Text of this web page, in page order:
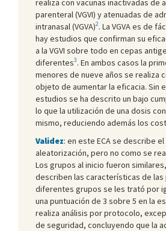
parenteral (VGVI) y atenuadas de
intranasal (VGVA)2. La VGVA es de
hay estudios que confirman su
a la VGVI sobre todo en cepas
diferentes3. En ambos casos la
menores de nueve años se realiza
objeto de aumentar la eficacia. Sin
estudios se ha descrito un bajo
lo que la utilización de una dosis
mismo, reduciendo además los
Validez: en este ECA se describe
aleatorización, pero no como se
Los grupos al inicio fueron
describen las características de las
diferentes grupos se les trató por
una puntuación de 3 sobre 5 en la
realiza análisis por protocolo,
de seguridad, concluyendo que la